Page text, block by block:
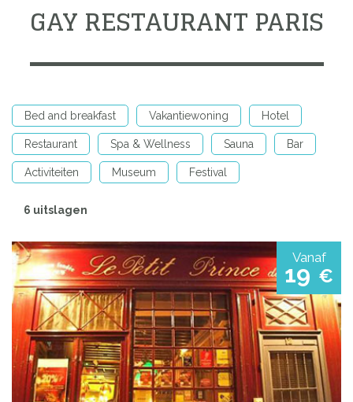
GAY RESTAURANT PARIS
Bed and breakfast Vakantiewoning Hotel
Restaurant Spa & Wellness Sauna Bar
Activiteiten Museum Festival
6 uitslagen
Vanaf
19 €